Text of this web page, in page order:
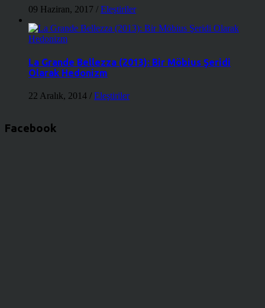
09 Haziran, 2017 / Eleştiriler
La Grande Bellezza (2013): Bir Möbius Şeridi
Olarak Hedonizm
22 Aralık, 2014 / Eleştiriler
Facebook